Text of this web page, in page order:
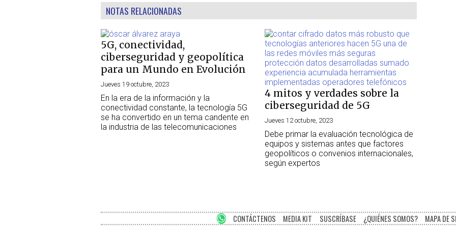
NOTAS RELACIONADAS
5G, conectividad,
ciberseguridad y geopolítica
para un Mundo en Evolución
Jueves 19 octubre, 2023
En la era de la información y la
conectividad constante, la tecnología 5G
se ha convertido en un tema candente en
la industria de las telecomunicaciones
4 mitos y verdades sobre la
ciberseguridad de 5G
Jueves 12 octubre, 2023
Debe primar la evaluación tecnológica de
equipos y sistemas antes que factores
geopolíticos o convenios internacionales,
según expertos
CONTÁCTENOS MEDIA KIT SUSCRÍBASE ¿QUIÉNES SOMOS? MAPA DE